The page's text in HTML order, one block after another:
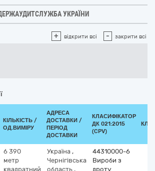
УКРАЇНИ
+ відкрити всі - закрити всі
КІЛЬКІСТЬ /
ОД.ВИМІРУ
АДРЕСА
ДОСТАВКИ /
ПЕРІОД
ДОСТАВКИ
КЛАСИФІКАТОР
ДК 021:2015
(CPV)
6 390
метр
квадратний
Україна ,
Чернігівська
область ,
44310000-6
Вироби з
дроту